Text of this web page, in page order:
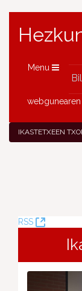
Menu
webgunearen
IKASTETXEEN
RSS
(Leiho